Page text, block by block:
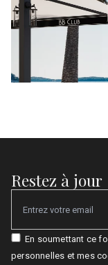
Restez à jour
Email
En soumettant ce
personnelles et mes